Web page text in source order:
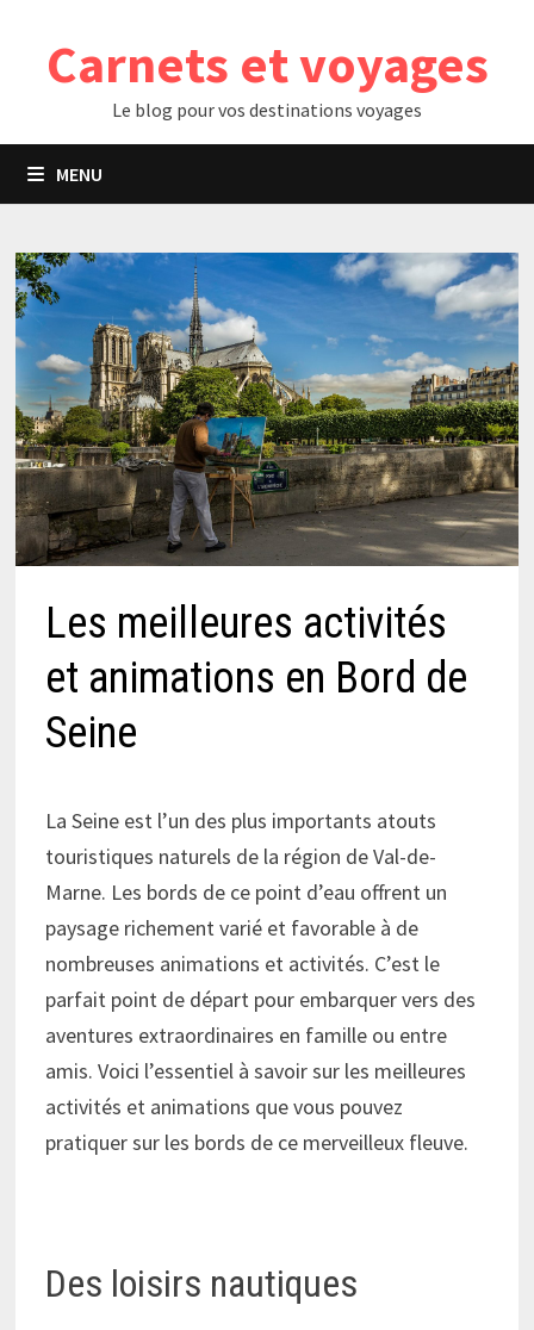
contenuCarnets et voyages
Le blog pour vos destinations voyages
MENU
Les meilleures activités
et animations en Bord de
Seine
La Seine est l’un des plus importants atouts
touristiques naturels de la région de Val-de-
Marne. Les bords de ce point d’eau offrent un
paysage richement varié et favorable à de
nombreuses animations et activités. C’est le
parfait point de départ pour embarquer vers des
aventures extraordinaires en famille ou entre
amis. Voici l’essentiel à savoir sur les meilleures
activités et animations que vous pouvez
pratiquer sur les bords de ce merveilleux fleuve.
Des loisirs nautiques